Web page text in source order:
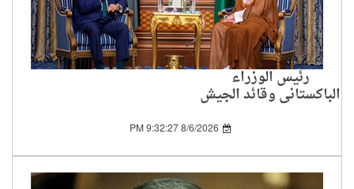
رئيس الوزراء
الباكستاني وقائد الجيش
التعاون بين الدولتين8/6/2026 9:32:27 PM